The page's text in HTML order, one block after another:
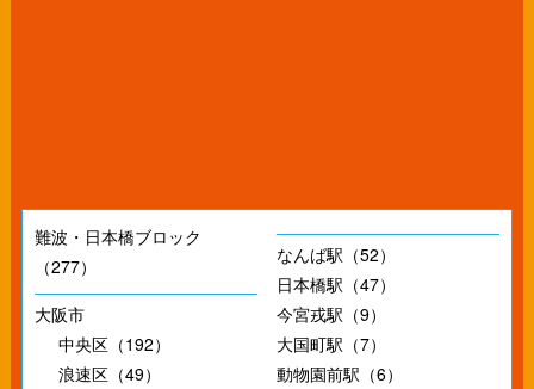
難波・日本橋ブロック
（277）
大阪市
中央区（192）
浪速区（49）
なんば駅（52）
日本橋駅（47）
今宮戎駅（9）
大国町駅（7）
動物園前駅（6）